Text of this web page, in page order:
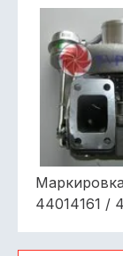
44014161 /